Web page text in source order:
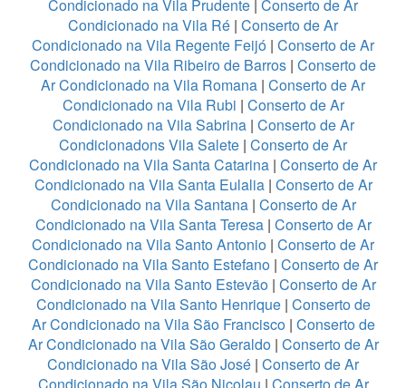
Condicionado na Vila Prudente | Conserto de Ar
Condicionado na Vila Ré | Conserto de Ar
Condicionado na Vila Regente Feijó | Conserto de Ar
Condicionado na Vila Ribeiro de Barros | Conserto de
Ar Condicionado na Vila Romana | Conserto de Ar
Condicionado na Vila Rubi | Conserto de Ar
Condicionado na Vila Sabrina| Conserto de Ar
Condicionadons Vila Salete | Conserto de Ar
Condicionado na Vila Santa Catarina | Conserto de Ar
Condicionado na Vila Santa Eulalia| Conserto de Ar
Condicionado na Vila Santana| Conserto de Ar
Condicionado na Vila Santa Teresa| Conserto de Ar
Condicionado na Vila Santo Antonio | Conserto de Ar
Condicionado na Vila Santo Estefano | Conserto de Ar
Condicionado na Vila Santo Estevão| Conserto de Ar
Condicionado na Vila Santo Henrique| Conserto de
Ar Condicionado na Vila São Francisco| Conserto de
Ar Condicionado na Vila São Geraldo| Conserto de Ar
Condicionado na Vila São José | Conserto de Ar